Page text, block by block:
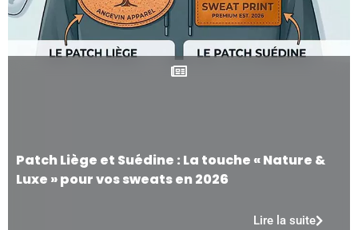
Patch Liège et Suédine : La touche « Nature &
Luxe » pour vos sweats en 2026
Lire la suite